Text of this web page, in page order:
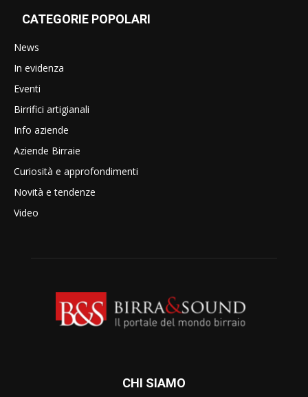
CATEGORIE POPOLARI
News
In evidenza
Eventi
Birrifici artigianali
Info aziende
Aziende Birraie
Curiosità e approfondimenti
Novità e tendenze
Video
CHI SIAMO